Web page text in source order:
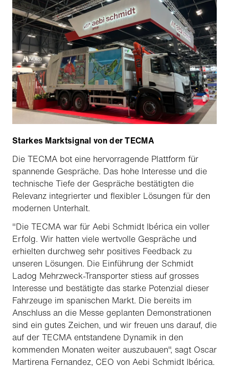
Starkes Marktsignal von der TECMA
Die TECMA bot eine hervorragende Plattform für
spannende Gespräche. Das hohe Interesse und die
technische Tiefe der Gespräche bestätigten die
Relevanz integrierter und flexibler Lösungen für den
modernen Unterhalt.
"Die TECMA war für Aebi Schmidt Ibérica ein voller
Erfolg. Wir hatten viele wertvolle Gespräche und
erhielten durchweg sehr positives Feedback zu
unseren Lösungen. Die Einführung der Schmidt
Ladog Mehrzweck-Transporter stiess auf grosses
Interesse und bestätigte das starke Potenzial dieser
Fahrzeuge im spanischen Markt. Die bereits im
Anschluss an die Messe geplanten Demonstrationen
sind ein gutes Zeichen, und wir freuen uns darauf, die
auf der TECMA entstandene Dynamik in den
kommenden Monaten weiter auszubauen", sagt Oscar
Martirena Fernandez, CEO von Aebi Schmidt Ibérica.